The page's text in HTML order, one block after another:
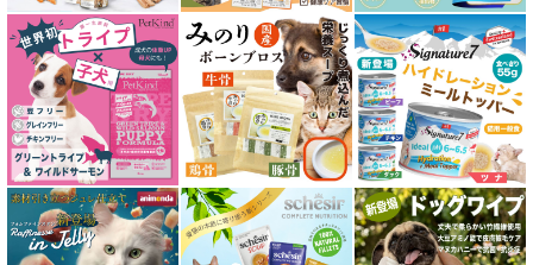
食物アレルギー対応キャットフード
腎臓ケア対応キャットフード
関節サポート対応 フード for CAT
糖尿ケア対応 フード for CAT